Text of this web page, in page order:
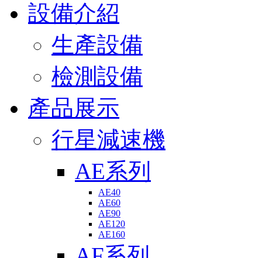
設備介紹
生產設備
檢測設備
產品展示
行星減速機
AE系列
AE40
AE60
AE90
AE120
AE160